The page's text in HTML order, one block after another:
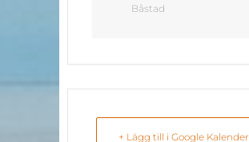
Båstad
+ Lägg till i Google Kalender